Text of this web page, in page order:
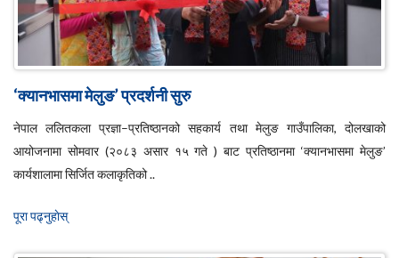
‘क्यानभासमा मेलुङ’ प्रदर्शनी सुरु
नेपाल ललितकला प्रज्ञा–प्रतिष्ठानको सहकार्य तथा मेलुङ गाउँपालिका, दोलखाको
आयोजनामा सोमवार (२०८३ असार १५ गते ) बाट प्रतिष्ठानमा ‘क्यानभासमा मेलुङ’
कार्यशालामा सिर्जित कलाकृतिको ..
पूरा पढ्नुहाेस्